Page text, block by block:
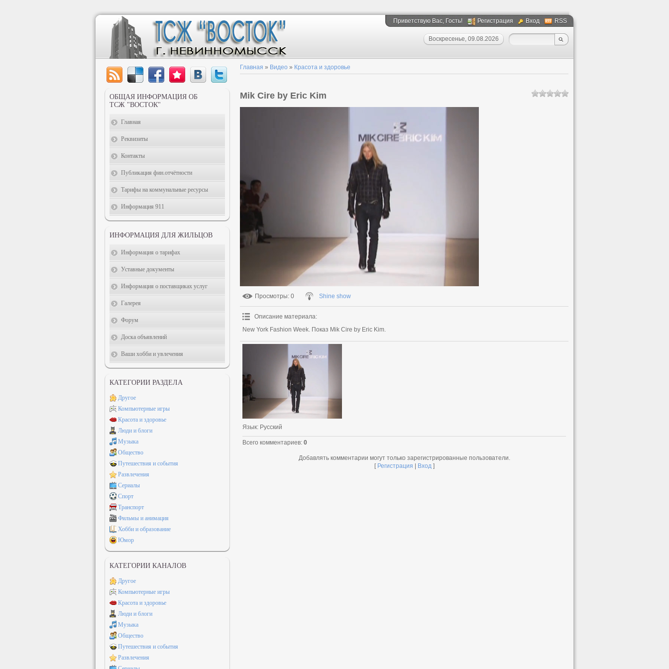
Приветствую Вас, Гость! Регистрация Вход RSS
Воскресенье, 09.08.2026
Главная » Видео » Красота и здоровье
Mik Cire by Eric Kim
Просмотры: 0 Shine show
Описание материала:
New York Fashion Week. Показ Mik Cire by Eric Kim.
Язык: Русский
Всего комментариев: 0
Добавлять комментарии могут только зарегистрированные пользователи.
[ Регистрация Вход]
ОБЩАЯ ИНФОРМАЦИЯ ОБ
ТСЖ "ВОСТОК"
Главная
Реквизиты
Контакты
Публикация фин.отчётности
Тарифы на коммунальные ресурсы
Информация 911
ИНФОРМАЦИЯ ДЛЯ ЖИЛЬЦОВ
Информация о тарифах
Уставные документы
Информация о поставщиках услуг
Галерея
Форум
Доска объявлений
Ваши хобби и увлечения
КАТЕГОРИИ РАЗДЕЛА
Другое
Компьютерные игры
Красота и здоровье
Люди и блоги
Музыка
Общество
Путешествия и события
Развлечения
Сериалы
Спорт
Транспорт
Фильмы и анимация
Хобби и образование
Юмор
КАТЕГОРИИ КАНАЛОВ
Другое
Компьютерные игры
Красота и здоровье
Люди и блоги
Музыка
Общество
Путешествия и события
Развлечения